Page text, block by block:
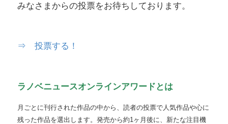
みなさまからの投票をお待ちしております。
⇒ 投票する！
ラノベニュースオンラインアワードとは
月ごとに刊行された作品の中から、読者の投票で人気作品や心に
残った作品を選出します。発売から約1ヶ月後に、新たな注目機